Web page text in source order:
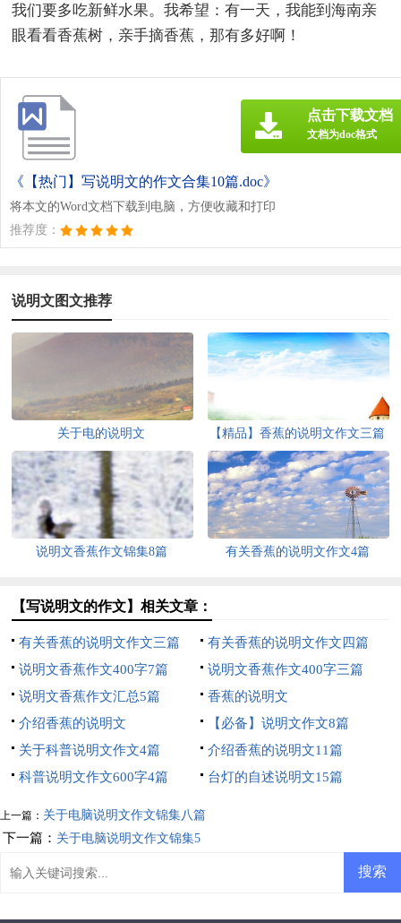
我们要多吃新鲜水果。我希望：有一天，我能到海南亲
眼看看香蕉树，亲手摘香蕉，那有多好啊！
《【热门】写说明文的作文合集10篇.doc》
将本文的Word文档下载到电脑，方便收藏和打印
推荐度：
点击下载文档
文档为doc格式
说明文图文推荐
关于电的说明文 【精品】香蕉的说明文作文三篇
说明文香蕉作文锦集8篇 有关香蕉的说明文作文4篇
【写说明文的作文】相关文章：
有关香蕉的说明文作文三篇
有关香蕉的说明文作文四篇
说明文香蕉作文400字7篇
说明文香蕉作文400字三篇
说明文香蕉作文汇总5篇
香蕉的说明文
介绍香蕉的说明文
【必备】说明文作文8篇
关于科普说明文作文4篇
介绍香蕉的说明文11篇
科普说明文作文600字4篇
台灯的自述说明文15篇
上一篇： 关于电脑说明文作文锦集八篇
下一篇： 关于电脑说明文作文锦集5